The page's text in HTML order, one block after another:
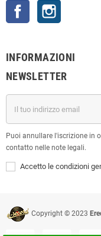
Facebook
INFORMAZIONI
NEWSLETTER
Puoi annullare l'iscrizione in
contatto nelle note legali.
Accetto le condizioni
Copyright © 2023